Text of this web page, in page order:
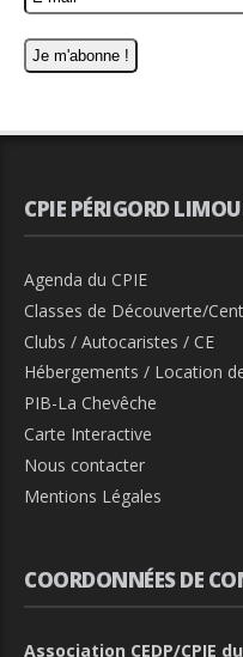
CPIE PÉRIGORD
Agenda du CPIE
Classes de Découverte/
Clubs / Autocaristes / CE
Hébergements / Location
PIB-La Chevêche
Carte Interactive
Nous contacter
Mentions Légales
COORDONNÉES DE
Association CEDP/CPIE